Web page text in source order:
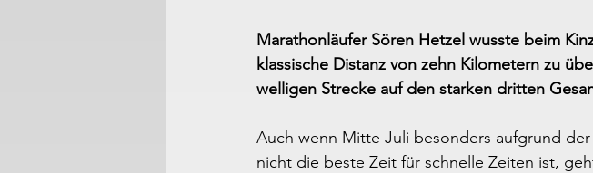
Marathonläufer Sören Hetzel wusste beim
klassische Distanz von zehn Kilometern zu
welligen Strecke auf den starken dritten
Auch wenn Mitte Juli besonders aufgrund
nicht die beste Zeit für schnelle Zeiten ist,